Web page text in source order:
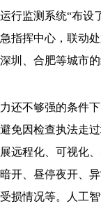
行监测系统“布
指挥中心，联动
圳、合肥等城市
还不够强的条件
免因检查执法走
远程化、可视化
开、昼停夜开、
损情况等。人工